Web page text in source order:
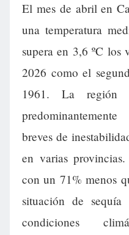
El mes de abril en
una temperatura
supera en 3,6 ºC los
2026 como el
1961. La región
breves de
en varias
con un 71% menos
situación de sequía
condiciones